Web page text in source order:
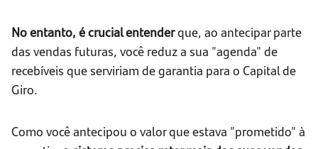
No entanto, é crucial entenderque, ao antecipar parte
das vendas futuras, você reduz a sua "agenda" de
recebíveis que serviriam de garantia para o Capital de
Giro.
Como você antecipou o valor que estava "prometido" à